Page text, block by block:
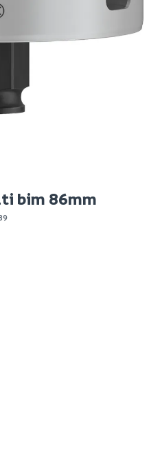
hullsag hss-bim
86mm
Utgått
bim 86mm